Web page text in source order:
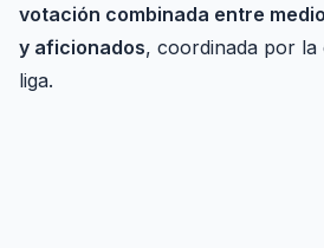
votación combinada entre
y aficionados, coordinada por la
liga.